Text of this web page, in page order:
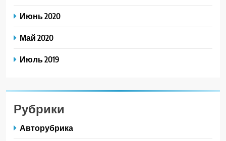
Июнь 2020
Май 2020
Июль 2019
Рубрики
Авторубрика